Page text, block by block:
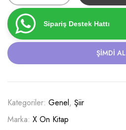
Sipariş Destek Hattı
ŞIMDI AL
Kategoriler: Genel, Şiir
Marka: X On Kitap